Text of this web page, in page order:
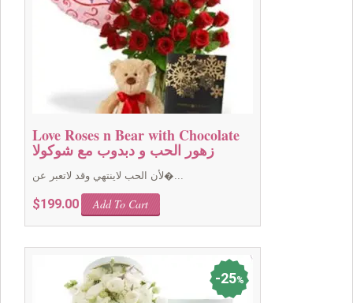
Love Roses n Bear with Chocolate
زهور الحب و دبدوب مع شوكولا
لأن الحب لاينتهي وقد لاتعبر عن�...
$199.00 Add To Cart
25%